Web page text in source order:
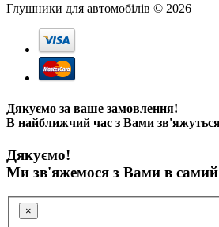
Глушники для автомобілів © 2026
Дякуємо за ваше замовлення!
В найближчий час з Вами
Дякуємо!
Ми зв'яжемося з Вами в
×